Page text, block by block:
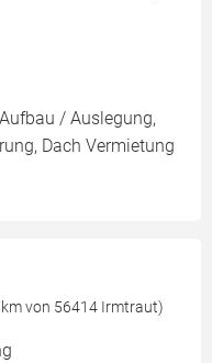
/ Auslegung,
Dach Vermietung
von 56414 Irmtraut)